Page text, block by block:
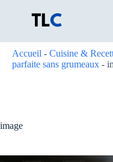
Accueil - Cuisine &
parfaite sans grumeaux -
image